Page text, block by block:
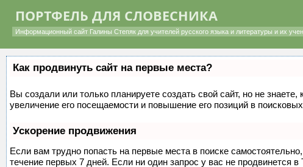
ПОРТФЕЛЬ ДЛЯ СЛОВЕСНИКА
Информационный сайт Галины Степяк для учителей русского языка и литературы и их
Как продвинуть сайт на первые места?
Вы создали или только планируете создать свой сайт, но не
увеличение его посещаемости и повышение его позиций в
Ускорение продвижения
Если вам трудно попасть на первые места в поиске
течение первых 7 дней. Если ни один запрос у вас не продвинется в